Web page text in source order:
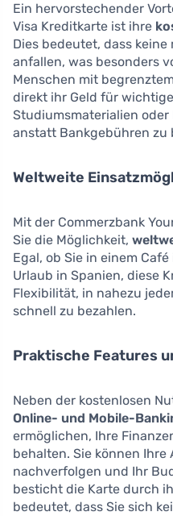
Ein hervorstechender
Visa Kreditkarte ist ihre
Dies bedeutet, dass
anfallen, was besonders
Menschen mit
direkt ihr Geld für
Studiumsmaterialien
anstatt Bankgebühren zu
Weltweite
Mit der Commerzbank
Sie die Möglichkeit,
Egal, ob Sie in einem
Urlaub in Spanien, diese
Flexibilität, in nahezu
schnell zu bezahlen.
Praktische Features
Neben der kostenlosen
Online- und Mobile-
ermöglichen, Ihre
behalten. Sie können Ihre
nachverfolgen und Ihr
besticht die Karte durch
bedeutet, dass Sie sich